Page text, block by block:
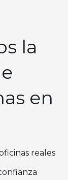
la
en
reales